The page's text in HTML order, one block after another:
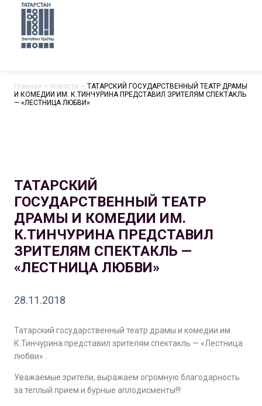
Главная — Новости — ТАТАРСКИЙ ГОСУДАРСТВЕННЫЙ ТЕАТР ДРАМЫ
И КОМЕДИИ ИМ. К.ТИНЧУРИНА ПРЕДСТАВИЛ ЗРИТЕЛЯМ СПЕКТАКЛЬ
— «ЛЕСТНИЦА ЛЮБВИ»
ТАТАРСКИЙ
ГОСУДАРСТВЕННЫЙ ТЕАТР
ДРАМЫ И КОМЕДИИ ИМ.
К.ТИНЧУРИНА ПРЕДСТАВИЛ
ЗРИТЕЛЯМ СПЕКТАКЛЬ —
«ЛЕСТНИЦА ЛЮБВИ»
28.11.2018
Татарский государственный театр драмы и комедии им.
К.Тинчурина представил зрителям спектакль — «Лестница
любви» .
Уважаемые зрители, выражаем огромную благодарность
за теплый прием и бурные аплодисменты!!!